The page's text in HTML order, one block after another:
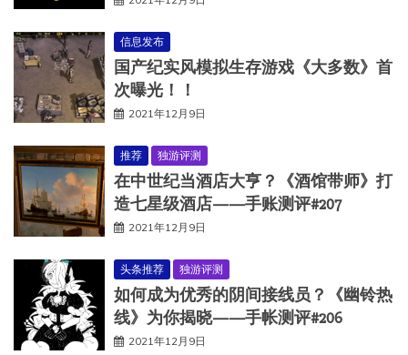
信息发布
国产纪实风模拟生存游戏《大多数》首
次曝光！！
2021年12月9日
推荐 独游评测
在中世纪当酒店大亨？《酒馆带师》打
造七星级酒店——手账测评#207
2021年12月9日
头条推荐 独游评测
如何成为优秀的阴间接线员？《幽铃热
线》为你揭晓——手帐测评#206
2021年12月9日